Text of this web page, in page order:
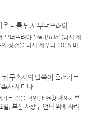
의 강사들과 봉사자들이 쏟아질
나를 먼저 무너뜨려야
무너뜨려야 ‘Re:Build’(다시 세
성전을 다시 세우다 2025 미
은혜로 마무리 2025년 7월 2
...
구속사의 말씀이 흘러가는
사 세미나
는 길을 확인한 현장 제9회 부
, 부산 사상구 언덕 위에 자리
모여들었다. 장마가 시작되며